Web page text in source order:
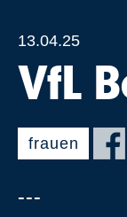
13.04.25
VfL
frauen
---